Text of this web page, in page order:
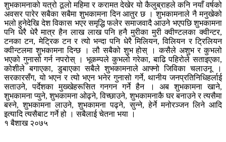
शुभकामनाको यत्रो ठूलो महिमा र करामत देखेर यो कैलुब्राहले कनि नयाँ वर्षको
अवसर पारेर सबैका सबैमा शुभकामना दिन आतुर छ । शुभकामनाले नै मनुखेको
भलो हुनेदेखि देश विकास भएर समृद्धि फलेर समाजवादै आउने भएपछि शुभकामना
पनि धेरै धेरै मात्र हैन लाख लाख पनि हनै मुरीका मुरी क्वीण्टलका क्वीन्टर,
टनका टन, मेट्रिक टन र त्यो भन्दा पनि धेरै मिलियन, विलियन र ट्रिलियन
क्वीन्टलमा शुभकामना दिन्छ । लौ सबैको शुभ होस् । कसैले अशुभ र कुभलो
भएको गुनासो गर्न नपरोस् । भूकम्पले कुभलो गरेका, बाढि पहिरोले सताइएका,
कोशीले बगाएका, डुबाएका सबैले शुभकामनाले आफ्नो जिविका चलाउनू ।
सरकारसँग, यो भएन र त्यो भएन भनेर गुनासो गर्ने, थानीय जनप्रतिनिधिहर्लाई
सताउने, पर्देशका मुख्खेहरूसित गनगन गर्ने हैन । अब शुभकामना खाने,
शुभकामना प्युने, शुभकामना ओढ्ने, विच्छाउने, शुभकामनाकै घर बनाउने र त्यसैमा
बस्ने, शुभकामना लाउने, शुभकामना पढ्ने, सुन्ने, हेर्ने मनोरञ्जन लिने आदि
इत्यादि त्यसैबाट गर्ने हो । सबैलाई चेतना भया ।
१ बैशाख २०७५